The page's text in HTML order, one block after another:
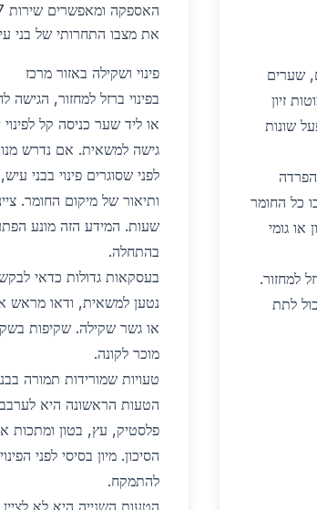
שערים
זיון
שונות
כל החומר
גומי
למחזור.
לתת
את מצבו התחרותי של בני
פינוי ושקילה באזור מרכז
בפינוי ברזל למחזור,
או ליד שער כניסה קל
גישה למשאית. אם נדרש
לפני שסוגרים פינוי בבני
ותיאור של מיקום החומר.
שעות. המידע הזה מונע
בהתחלה.
בעסקאות גדולות כדאי
נטען למשאית, ודאו מראש
או גשר שקילה. שקיפות
מוכר לקונה.
טעויות שמורידות תמורה
הטעות הראשונה היא
פלסטיק, עץ, בטון ומתכות
הסיכון. מיון בסיסי לפני
להתמקח.
הטעות השנייה היא לא